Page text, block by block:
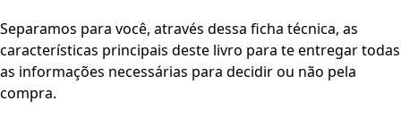
Separamos para você, através dessa ficha técnica, as
características principais deste livro para te entregar todas
as informações necessárias para decidir ou não pela
compra.